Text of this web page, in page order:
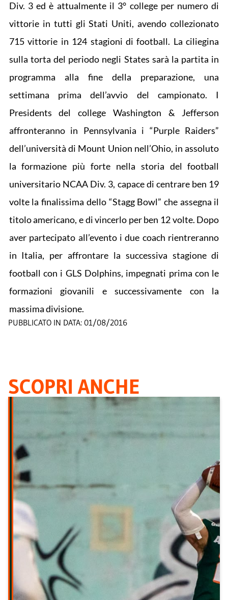
Div. 3 ed è attualmente il 3° college per numero di
vittorie in tutti gli Stati Uniti, avendo collezionato
715 vittorie in 124 stagioni di football. La ciliegina
sulla torta del periodo negli States sarà la partita in
programma alla fine della preparazione, una
settimana prima dell’avvio del campionato. I
Presidents del college Washington & Jefferson
affronteranno in Pennsylvania i “Purple Raiders”
dell’università di Mount Union nell’Ohio, in assoluto
la formazione più forte nella storia del football
universitario NCAA Div. 3, capace di centrare ben 19
volte la finalissima dello “Stagg Bowl” che assegna il
titolo americano, e di vincerlo per ben 12 volte. Dopo
aver partecipato all’evento i due coach rientreranno
in Italia, per affrontare la successiva stagione di
football con i GLS Dolphins, impegnati prima con le
formazioni giovanili e successivamente con la
massima divisione.
PUBBLICATO IN DATA: 01/08/2016
SCOPRI ANCHE